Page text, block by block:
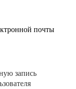
почты
запись